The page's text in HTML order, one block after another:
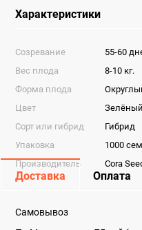
Характеристики
Cозревание
55-60
Вес плода
8-10 кг.
Форма плода
Цвет
Зелёный
Сорт или гибрид
Гибрид
Упаковка
1000
Производитель
Cora
Доставка Оплата
Самовывоз